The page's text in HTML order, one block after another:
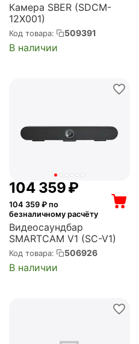
Камера SBER (SDCM-
12X001)
Код товара: 509391
В наличии
104 359₽
104 359₽ по
безналичному расчёту
Видеосаундбар
SMARTCAM V1 (SC-V1)
Код товара: 506926
В наличии